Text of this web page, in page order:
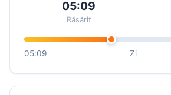
05:09
Răsărit
05:09 Zi